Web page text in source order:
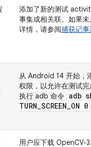
添加了新的测试
事集成相关联。如果未
详情，请参阅捕获记
从 Android 14 开始，
权限，以允许在测试
执行 adb 命令 adb
TURN_SCREEN_ON 0
用户应下载